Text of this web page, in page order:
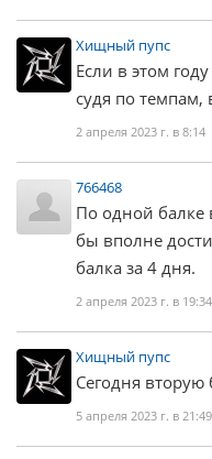
Хищный пупс
Если в этом
судя по темпам,
2 апреля 2023 г. в 8:14
766468
По одной балке
бы вполне
балка за 4 дня.
2 апреля 2023 г. в 19:34
Хищный пупс
Сегодня вторую
5 апреля 2023 г. в 21:49